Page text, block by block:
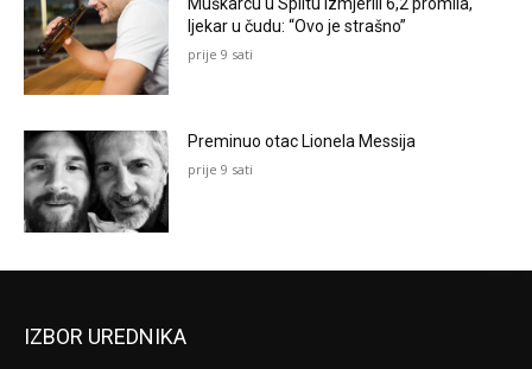
ljekar u čudu: “Ovo je strašno”
prije 9 sati
Preminuo otac Lionela Messija
prije 9 sati
IZBOR UREDNIKA